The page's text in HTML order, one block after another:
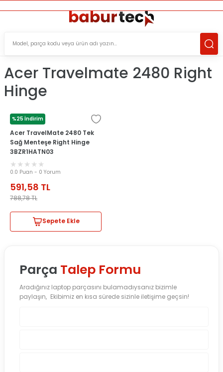
Acer Travelmate 2480 Right
Hinge
%25 İndirim
ACER
Acer TravelMate 2480 Tek
Sağ Menteşe Right Hinge
3BZR1HATN03
0.0 Puan - 0 Yorum
591,58 TL
788,78TL
Sepete Ekle
Parça Talep Formu
Aradığınız laptop parçasını bulamadıysanız bizimle
paylaşın, Ekibimiz en kısa sürede sizinle iletişime geçsin!